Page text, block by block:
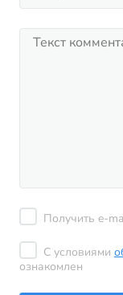
Получить e-
С условиями
ознакомлен